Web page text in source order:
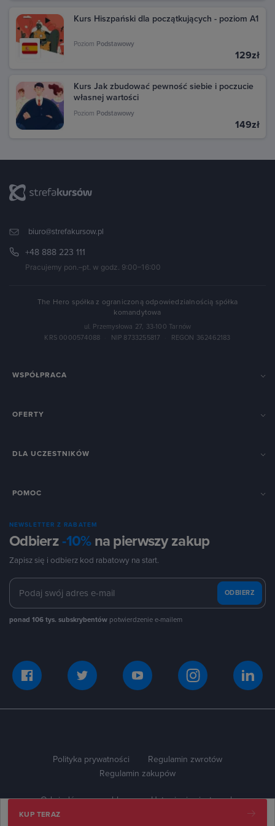
Kurs Hiszpański dla początkujących - poziom A1
Poziom Podstawowy
129zł
Kurs Jak zbudować pewność siebie i poczucie
własnej wartości
Poziom Podstawowy
149zł
KUP TERAZ
biuro@strefakursow.pl
+48 888 223 111
Pracujemy pon.–pt. w godz. 9:00–16:00
The Hero spółka z ograniczoną odpowiedzialnością spółka
komandytowa
ul. Przemysłowa 27, 33-100 Tarnów
KRS 0000574088
NIP 8733255817 REGON 362462183
WSPÓŁPRACA
OFERTY
DLA UCZESTNIKÓW
POMOC
NEWSLETTER Z RABATEM
Odbierz-10%na pierwszy zakup
Zapisz się i odbierz kod rabatowy na start.
ODBIERZ
ponad 106 tys. subskrybentów potwierdzenie e-mailem
Polityka prywatności
Regulamin zwrotów
Regulamin zakupów
Odwiedź naszego bloga Ustawienia ciasteczek